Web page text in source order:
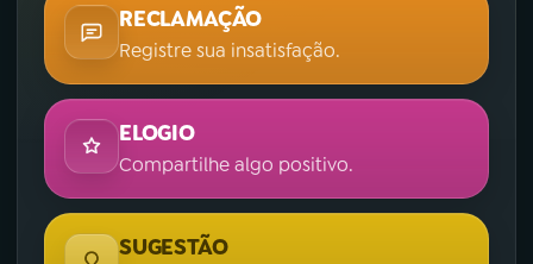
RECLAMAÇÃO
Registre sua insatisfação.
ELOGIO
Compartilhe algo positivo.
SUGESTÃO